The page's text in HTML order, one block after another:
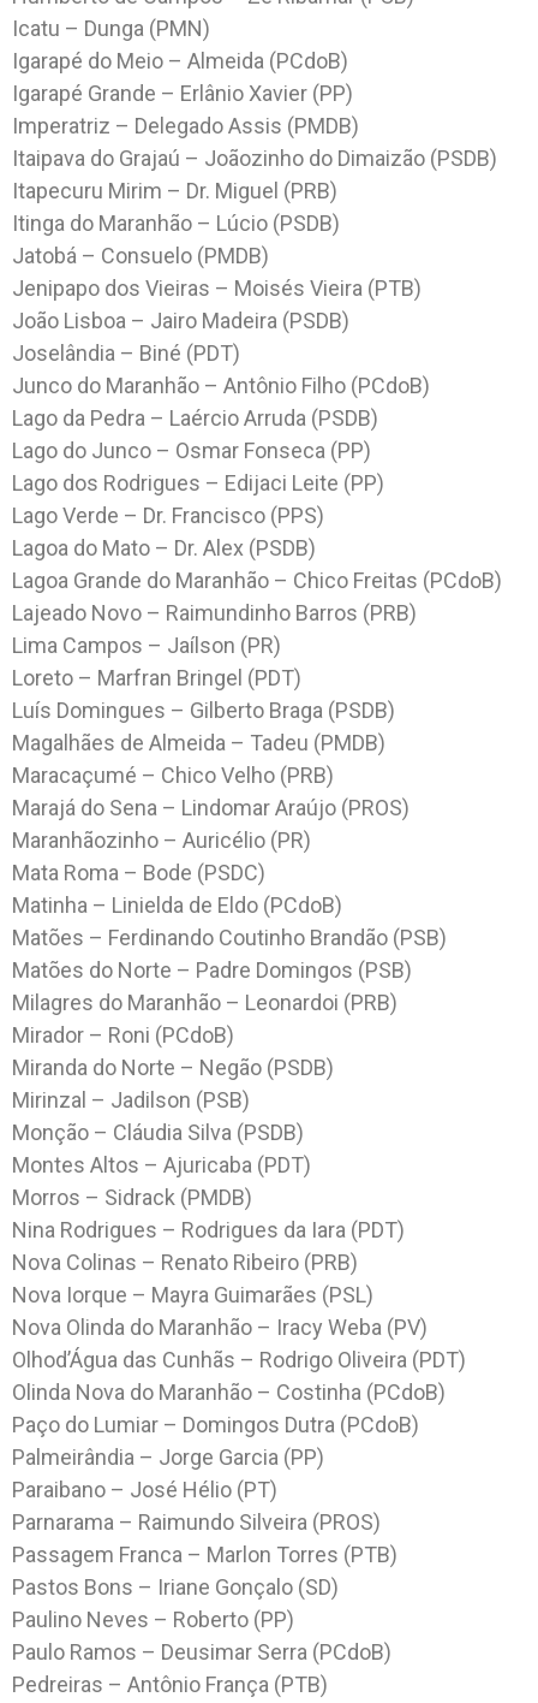
Icatu – Dunga (PMN)
Igarapé do Meio – Almeida (PCdoB)
Igarapé Grande – Erlânio Xavier (PP)
Imperatriz – Delegado Assis (PMDB)
Itaipava do Grajaú – Joãozinho do Dimaizão (PSDB)
Itapecuru Mirim – Dr. Miguel (PRB)
Itinga do Maranhão – Lúcio (PSDB)
Jatobá – Consuelo (PMDB)
Jenipapo dos Vieiras – Moisés Vieira (PTB)
João Lisboa – Jairo Madeira (PSDB)
Joselândia – Biné (PDT)
Junco do Maranhão – Antônio Filho (PCdoB)
Lago da Pedra – Laércio Arruda (PSDB)
Lago do Junco – Osmar Fonseca (PP)
Lago dos Rodrigues – Edijaci Leite (PP)
Lago Verde – Dr. Francisco (PPS)
Lagoa do Mato – Dr. Alex (PSDB)
Lagoa Grande do Maranhão – Chico Freitas (PCdoB)
Lajeado Novo – Raimundinho Barros (PRB)
Lima Campos – Jaílson (PR)
Loreto – Marfran Bringel (PDT)
Luís Domingues – Gilberto Braga (PSDB)
Magalhães de Almeida – Tadeu (PMDB)
Maracaçumé – Chico Velho (PRB)
Marajá do Sena – Lindomar Araújo (PROS)
Maranhãozinho – Auricélio (PR)
Mata Roma – Bode (PSDC)
Matinha – Linielda de Eldo (PCdoB)
Matões – Ferdinando Coutinho Brandão (PSB)
Matões do Norte – Padre Domingos (PSB)
Milagres do Maranhão – Leonardoi (PRB)
Mirador – Roni (PCdoB)
Miranda do Norte – Negão (PSDB)
Mirinzal – Jadilson (PSB)
Monção – Cláudia Silva (PSDB)
Montes Altos – Ajuricaba (PDT)
Morros – Sidrack (PMDB)
Nina Rodrigues – Rodrigues da Iara (PDT)
Nova Colinas – Renato Ribeiro (PRB)
Nova Iorque – Mayra Guimarães (PSL)
Nova Olinda do Maranhão – Iracy Weba (PV)
Olhod’Água das Cunhãs – Rodrigo Oliveira (PDT)
Olinda Nova do Maranhão – Costinha (PCdoB)
Paço do Lumiar – Domingos Dutra (PCdoB)
Palmeirândia – Jorge Garcia (PP)
Paraibano – José Hélio (PT)
Parnarama – Raimundo Silveira (PROS)
Passagem Franca – Marlon Torres (PTB)
Pastos Bons – Iriane Gonçalo (SD)
Paulino Neves – Roberto (PP)
Paulo Ramos – Deusimar Serra (PCdoB)
Pedreiras – Antônio França (PTB)